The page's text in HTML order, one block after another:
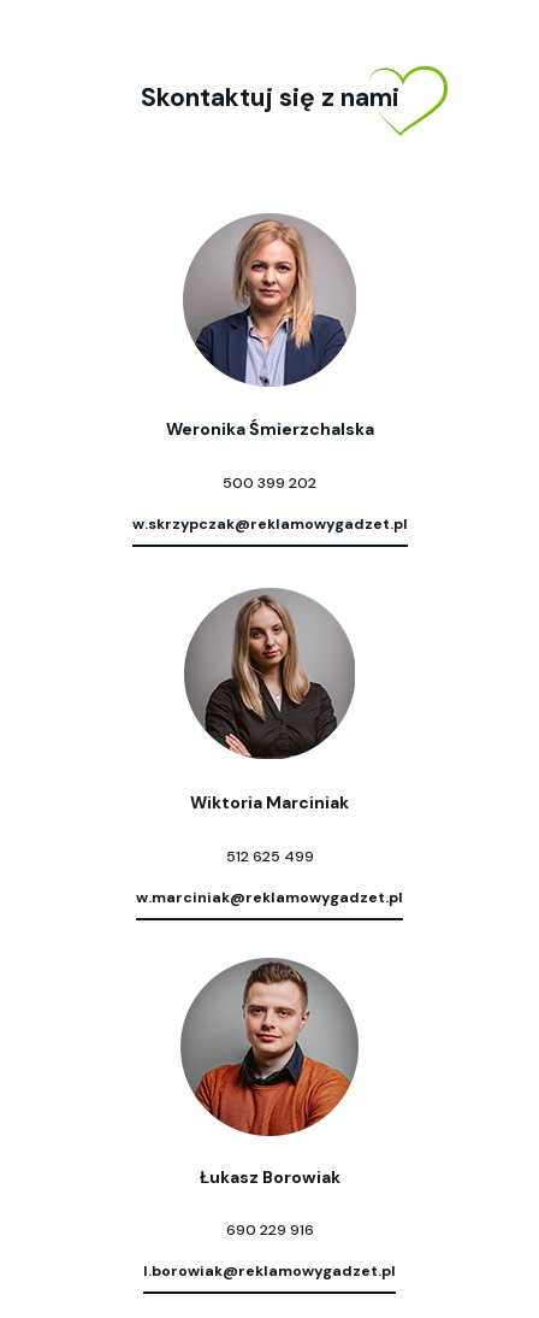
Skontaktuj się z nami
Weronika Śmierzchalska
500 399 202
w.skrzypczak@reklamowygadzet.pl
Wiktoria Marciniak
512 625 499
w.marciniak@reklamowygadzet.pl
Łukasz Borowiak
690 229 916
l.borowiak@reklamowygadzet.pl